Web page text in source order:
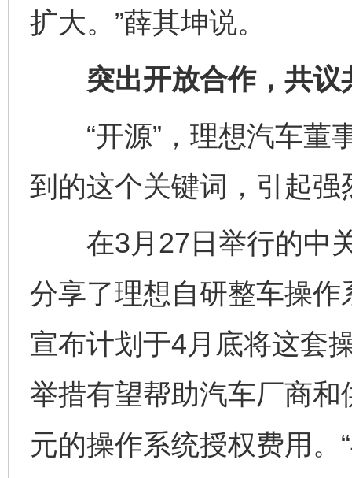
扩大。”薛其坤说。
突出开放合作，共议
“开源”，理想汽车董
到的这个关键词，引起强
在3月27日举行的中关
分享了理想自研整车操
宣布计划于4月底将这套
举措有望帮助汽车厂商
元的操作系统授权费用